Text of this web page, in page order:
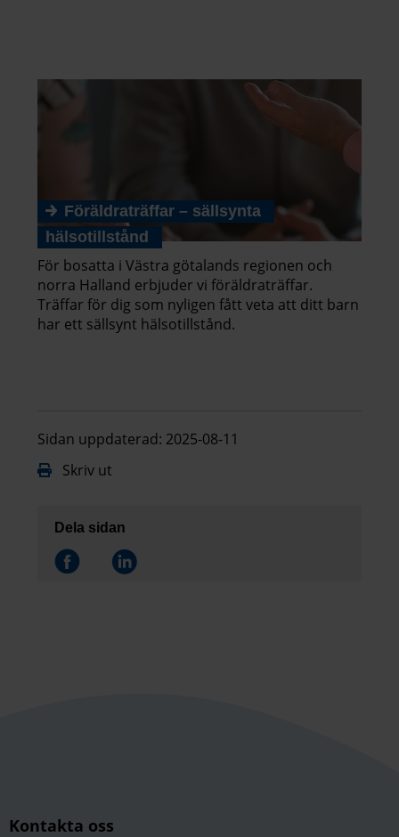
Föräldraträffar – sällsynta
hälsotillstånd
För bosatta i Västra götalands regionen och
norra Halland erbjuder vi föräldraträffar.
Träffar för dig som nyligen fått veta att ditt barn
har ett sällsynt hälsotillstånd.
Sidan uppdaterad: 2025-08-11
Skriv ut
Dela sidan
Dela på
Kontakta oss